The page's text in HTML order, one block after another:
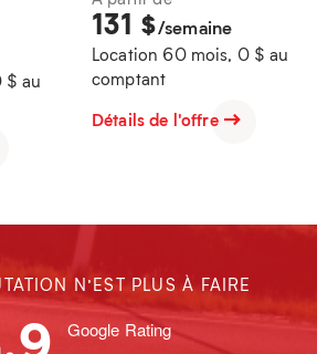
$ au
131 $/semaine
Location 60 mois, 0 $ au
comptant
Détails de l'offre
N’EST PLUS À FAIRE
Google Rating